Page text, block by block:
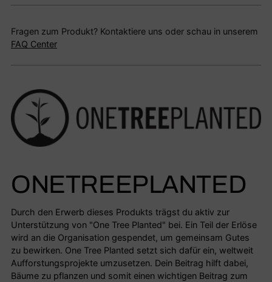
Fragen zum Produkt? Kontaktiere uns oder schau in unserem
FAQ Center
ONETREEPLANTED
Durch den Erwerb dieses Produkts trägst du aktiv zur
Unterstützung von "One Tree Planted" bei. Ein Teil der Erlöse
wird an die Organisation gespendet, um gemeinsam Gutes
zu bewirken. One Tree Planted setzt sich dafür ein, weltweit
Aufforstungsprojekte umzusetzen. Dein Beitrag hilft dabei,
Bäume zu pflanzen und somit einen wichtigen Beitrag zum